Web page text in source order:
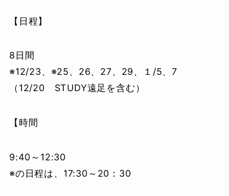
【日程】
8日間
※12/23、※25、26、27、29、１/5、7
（12/20 STUDY遠足を含む）
【時間
9:40～12:30
※の日程は、17:30～20：30